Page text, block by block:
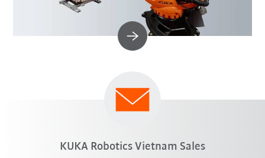
KUKA Robotics Vietnam Sales